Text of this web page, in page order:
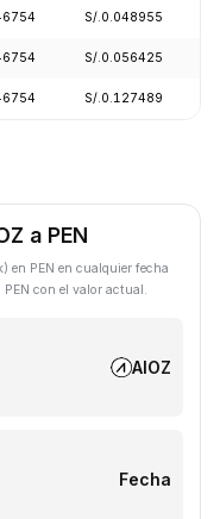
S/.0.048955
S/.0.056425
S/.0.127489
a PEN
en PEN en cualquier fecha
con el valor actual.
AIOZ
Fecha